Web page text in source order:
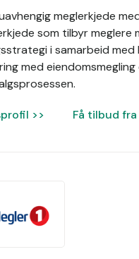
meglerkjede
som tilbyr meglere
i samarbeid
med
>> Få tilbud